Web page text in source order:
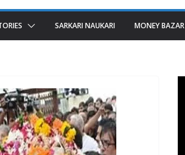
SARKARI NAUKARI MONEY BAZAR